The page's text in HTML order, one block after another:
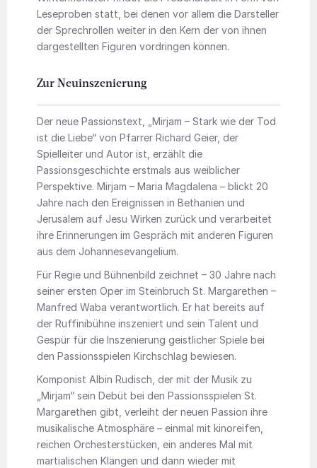
Leseproben statt, bei denen vor allem die Darsteller
der Sprechrollen weiter in den Kern der von ihnen
dargestellten Figuren vordringen können.
Zur Neuinszenierung
Der neue Passionstext, „Mirjam – Stark wie der Tod
ist die Liebe“ von Pfarrer Richard Geier, der
Spielleiter und Autor ist, erzählt die
Passionsgeschichte erstmals aus weiblicher
Perspektive. Mirjam – Maria Magdalena – blickt 20
Jahre nach den Ereignissen in Bethanien und
Jerusalem auf Jesu Wirken zurück und verarbeitet
ihre Erinnerungen im Gespräch mit anderen Figuren
aus dem Johannesevangelium.
Für Regie und Bühnenbild zeichnet – 30 Jahre nach
seiner ersten Oper im Steinbruch St. Margarethen –
Manfred Waba verantwortlich. Er hat bereits auf
der Ruffinibühne inszeniert und sein Talent und
Gespür für die Inszenierung geistlicher Spiele bei
den Passionsspielen Kirchschlag bewiesen.
Komponist Albin Rudisch, der mit der Musik zu
„Mirjam“ sein Debüt bei den Passionsspielen St.
Margarethen gibt, verleiht der neuen Passion ihre
musikalische Atmosphäre – einmal mit kinoreifen,
reichen Orchesterstücken, ein anderes Mal mit
martialischen Klängen und dann wieder mit